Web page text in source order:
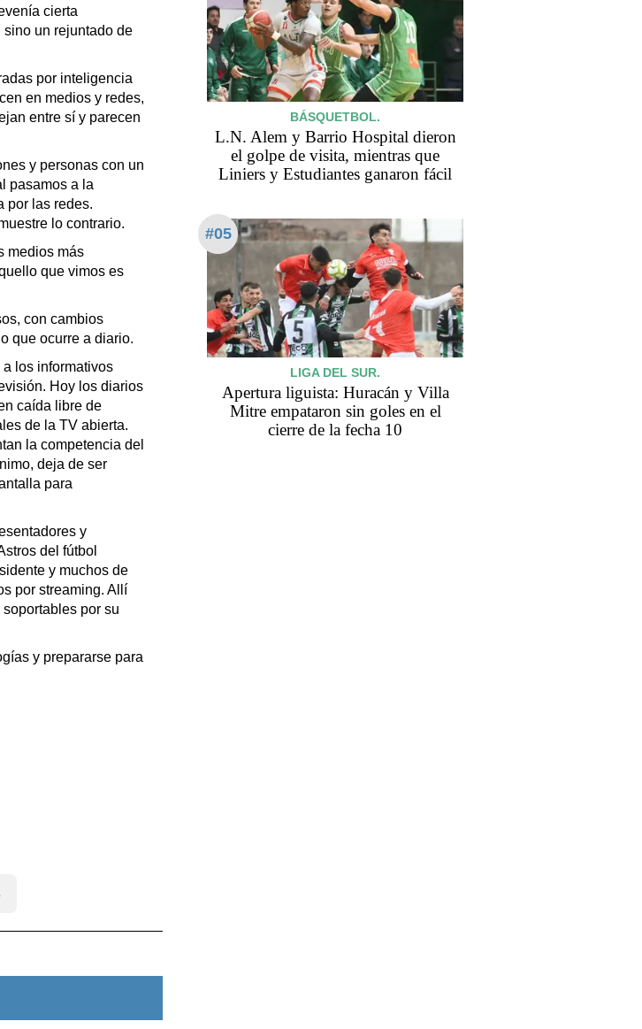
cierta
un rejuntado de
por inteligencia
en medios y redes,
entre sí y parecen
y personas con un
pasamos a la
por las redes.
lo contrario.
medios más
que vimos es
con cambios
que ocurre a diario.
los informativos
Hoy los diarios
caída libre de
de la TV abierta.
la competencia del
deja de ser
para
y
del fútbol
y muchos de
por streaming. Allí
por su
y prepararse para
BÁSQUETBOL.
L.N. Alem y Barrio Hospital dieron
el golpe de visita, mientras que
Liniers y Estudiantes ganaron fácil
#05
LIGA DEL SUR.
Apertura liguista: Huracán y Villa
Mitre empataron sin goles en el
cierre de la fecha 10